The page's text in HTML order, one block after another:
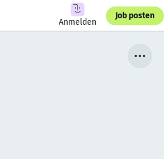
Anmelden
Job posten